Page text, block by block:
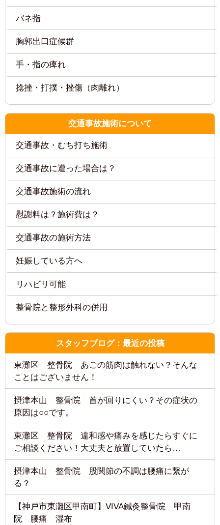
交通事故施術について
交通事故に遭った場合は？
慰謝料は？施術費は？
交通事故の施術方法
妊娠している方へ
リハビリ可能
整骨院と整形外科の併用
東灘区 整骨院 あごの筋肉は触れない？そんな
ことはございません！
原因は○○です。
東灘区 整骨院 違和感や痛みを感じたらすぐに
ご相談ください！大丈夫と放置していたら…
摂津本山 整骨院 股関節の不調は腰痛に繋が
る？
【神戸市東灘区甲南町】VIVA鍼灸整骨院 甲南
院 腰痛 湿布
午前10:00～13:00/午後15:00～20:00
【土・日・祝】
9:00～18:00
六甲道院へのお問い合わせ・メールフ
ォームはこちら
灘区役所
COPYRIGHTcVIVA鍼灸整骨院ALL RIGHTS RESERVED.
利用規約
運営：株式会社 Loop Quest
本社TEL：0725-21-5535